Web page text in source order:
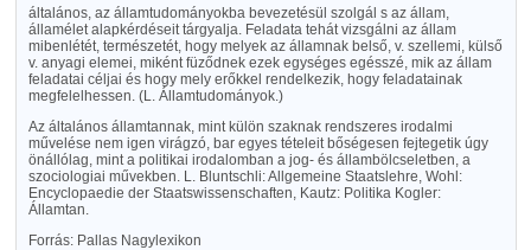
általános, az államtudományokba bevezetésül szolgál s az állam,
államélet alapkérdéseit tárgyalja. Feladata tehát vizsgálni az állam
mibenlétét, természetét, hogy melyek az államnak belső, v. szellemi, külső
v. anyagi elemei, miként füződnek ezek egységes egésszé, mik az állam
feladatai céljai és hogy mely erőkkel rendelkezik, hogy feladatainak
megfelelhessen. (L. Államtudományok.)
Az általános államtannak, mint külön szaknak rendszeres irodalmi
művelése nem igen virágzó, bar egyes tételeit bőségesen fejtegetik úgy
önállólag, mint a politikai irodalomban a jog- és állambölcseletben, a
szociologiai művekben. L. Bluntschli: Allgemeine Staatslehre, Wohl:
Encyclopaedie der Staatswissenschaften, Kautz: Politika Kogler:
Államtan.
Forrás: Pallas Nagylexikon